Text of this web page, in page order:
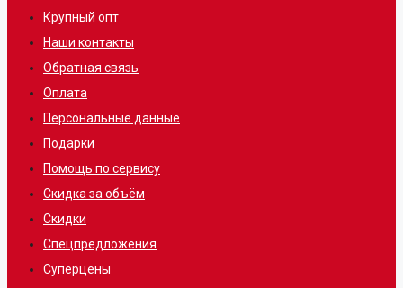
Крупный опт
Наши контакты
Обратная связь
Оплата
Персональные данные
Подарки
Помощь по сервису
Скидка за объём
Скидки
Спецпредложения
Суперцены